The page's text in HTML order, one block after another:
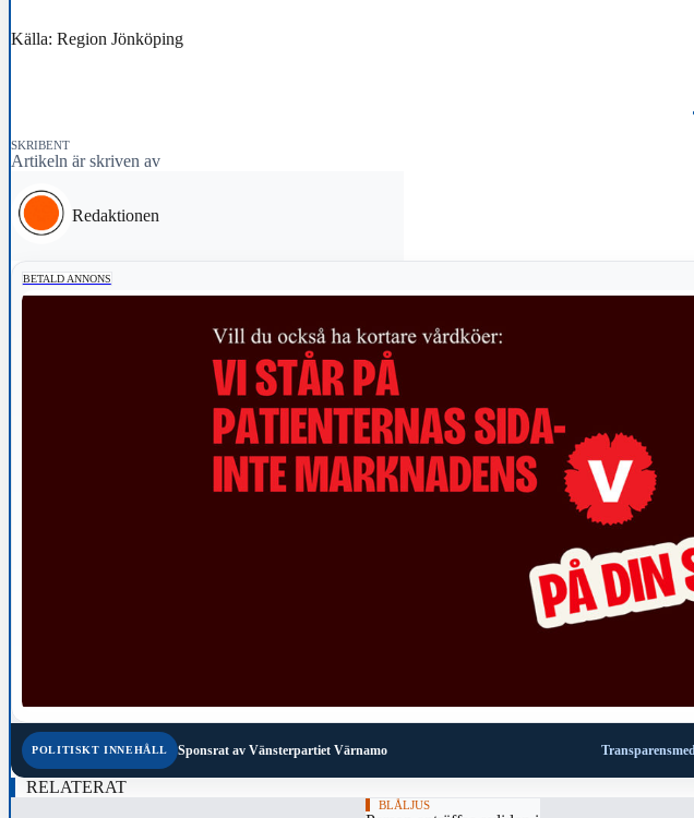
Källa: Region Jönköping
SKRIBENT
Artikeln är skriven av
Redaktionen
BETALD ANNONS
POLITISKT INNEHÅLL Sponsrat av Vänsterpartiet Värnamo
RELATERAT
BLÅLJUS